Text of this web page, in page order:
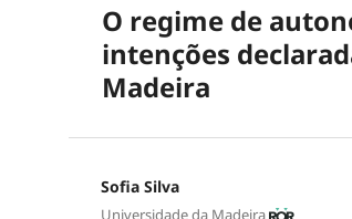
O regime de
intenções
Madeira
Sofia Silva